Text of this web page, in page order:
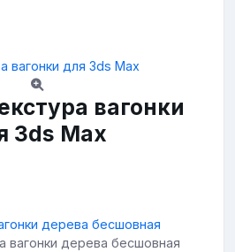
вагонки
3ds Max
вагонки дерева бесшовная